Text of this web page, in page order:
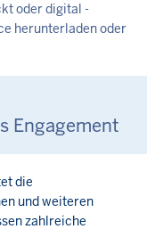
oder digital -
herunterladen oder
Engagement
die
und weiteren
zahlreiche